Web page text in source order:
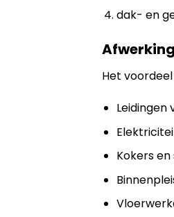
dak- en
Het
Leidingen
Kokers